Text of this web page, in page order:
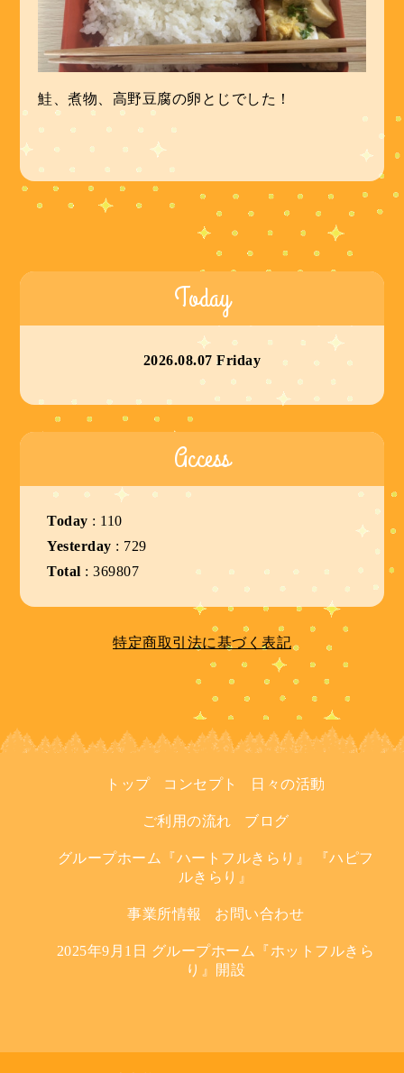
鮭、煮物、高野豆腐の卵とじでした！
Today
2026.08.07 Friday
Access
Today : 110
Yesterday : 729
Total :369807
特定商取引法に基づく表記
トップ コンセプト 日々の活動
ご利用の流れ ブログ
グループホーム『ハートフルきらり』 『ハピフ
ルきらり』
事業所情報 お問い合わせ
2025年9月1日 グループホーム『ホットフルきら
り』開設